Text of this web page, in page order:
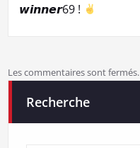
𝙬𝙞𝙣𝙣𝙚𝙧69 !
Les commentaires sont fermés.
Recherche